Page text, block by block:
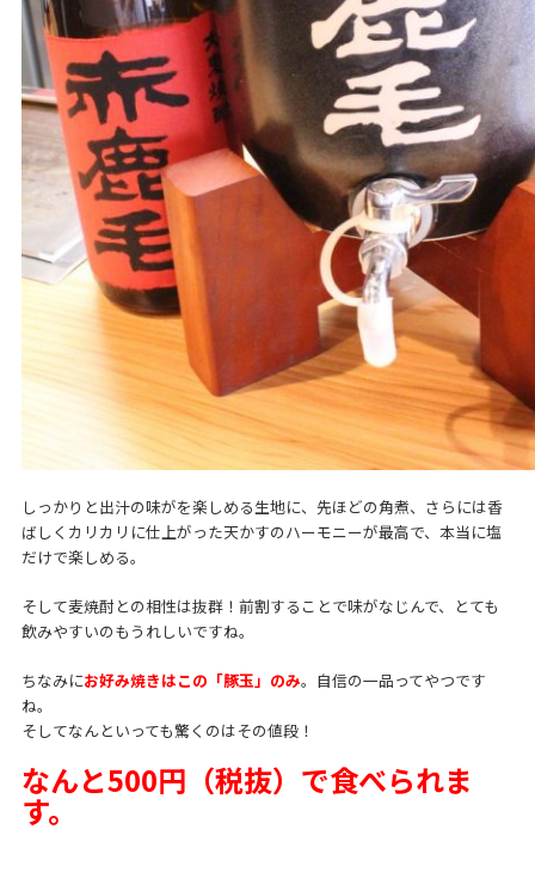
しっかりと出汁の味がを楽しめる生地に、先ほどの角煮、さらには香
ばしくカリカリに仕上がった天かすのハーモニーが最高で、本当に塩
だけで楽しめる。
そして麦焼酎との相性は抜群！前割することで味がなじんで、とても
飲みやすいのもうれしいですね。
ちなみにお好み焼きはこの「豚玉」のみ。自信の一品ってやつです
ね。
そしてなんといっても驚くのはその値段！
なんと500円（税抜）で食べられま
す。